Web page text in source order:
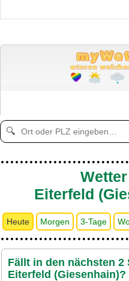
🔍
Eiterfeld
Heute Morgen 3-Tage
Fällt in den nächsten
Eiterfeld (Giesenhain)?